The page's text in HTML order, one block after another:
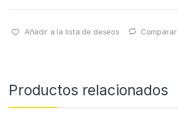
Añadir a la lista de deseos Comparar
Productos relacionados